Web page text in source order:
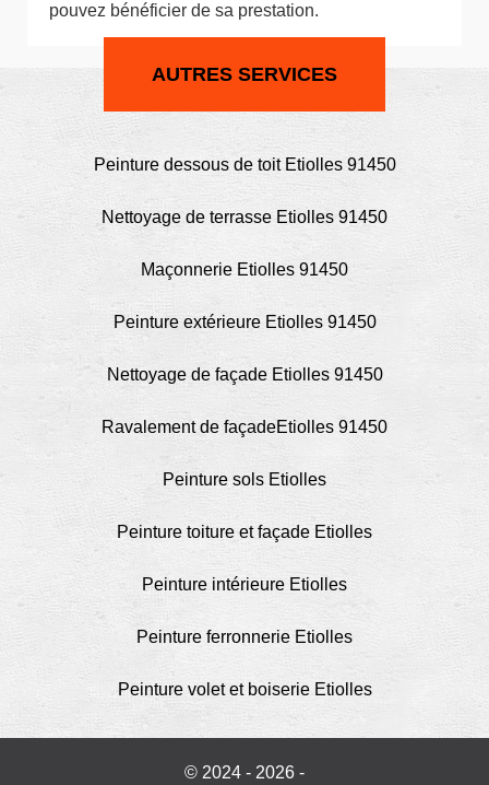
pouvez bénéficier de sa prestation.
AUTRES SERVICES
Peinture dessous de toit Etiolles 91450
Nettoyage de terrasse Etiolles 91450
Maçonnerie Etiolles 91450
Peinture extérieure Etiolles 91450
Nettoyage de façade Etiolles 91450
Ravalement de façadeEtiolles 91450
Peinture sols Etiolles
Peinture toiture et façade Etiolles
Peinture intérieure Etiolles
Peinture ferronnerie Etiolles
Peinture volet et boiserie Etiolles
© 2024 - 2026 -